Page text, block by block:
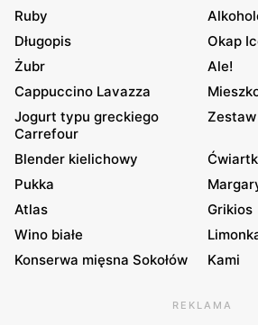
Ruby
Długopis
Okap
Żubr
Ale!
Cappuccino Lavazza
Jogurt typu greckiego
Carrefour
Blender kielichowy
Pukka
Atlas
Grikios
Wino białe
Konserwa mięsna Sokołów
Kami
REKLAMA